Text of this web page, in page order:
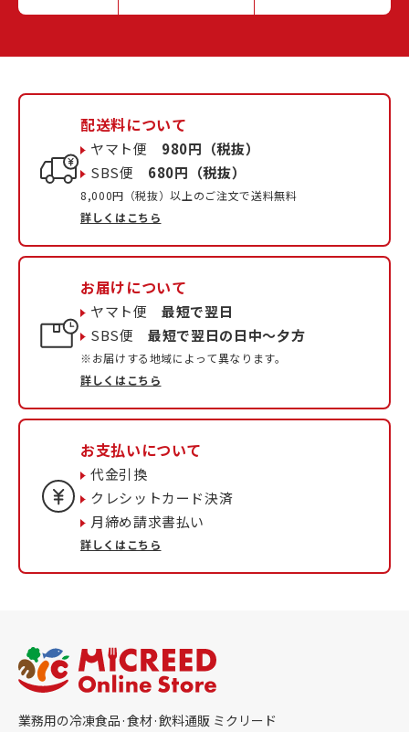
配送料について
ヤマト便 980円（税抜）
SBS便 680円（税抜）
8,000円（税抜）以上のご注文で送料無料
詳しくはこちら
お届けについて
ヤマト便最短で翌日
SBS便最短で翌日の日中〜夕方
※お届けする地域によって異なります。
詳しくはこちら
お支払いについて
代金引換
クレシットカード決済
月締め請求書払い
詳しくはこちら
業務用の冷凍食品·食材·飲料通販 ミクリード